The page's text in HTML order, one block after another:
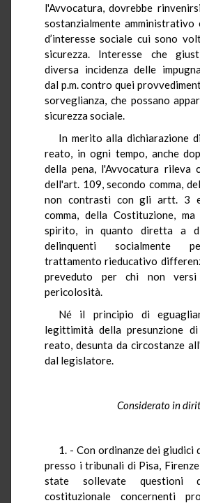
l'Avvocatura, dovrebbe
sostanzialmente
d’interesse sociale cui sono
sicurezza. Interesse che
diversa incidenza delle
dal p.m. contro quei
sorveglianza, che possano
sicurezza sociale.
In merito alla dichiarazione
reato, in ogni tempo, anche
della pena, l'Avvocatura rileva
dell'art. 109, secondo comma,
non contrasti con gli artt. 3
comma, della Costituzione,
spirito, in quanto diretta a
delinquenti socialmente
trattamento rieducativo
preveduto per chi non
pericolosità.
Né il principio di
legittimità della presunzione
reato, desunta da circostanze
dal legislatore.
Considerato in
1. - Con ordinanze dei giudici
presso i tribunali di Pisa,
state sollevate questioni
costituzionale concernenti